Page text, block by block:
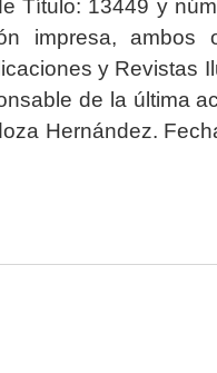
Título: 13449 y
impresa, ambos
y Revistas
de la última
Hernández.